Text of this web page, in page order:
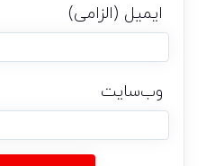
ایمیل (الزامی)
وب‌سایت